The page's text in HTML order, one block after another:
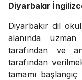
Diyarbakır
Diyarbakır dil
alanında
tarafından ve
tarafından
tamamı